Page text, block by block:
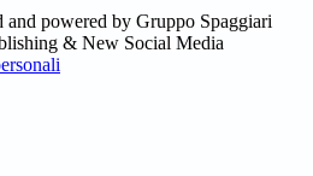
powered by Gruppo Spaggiari
& New Social Media